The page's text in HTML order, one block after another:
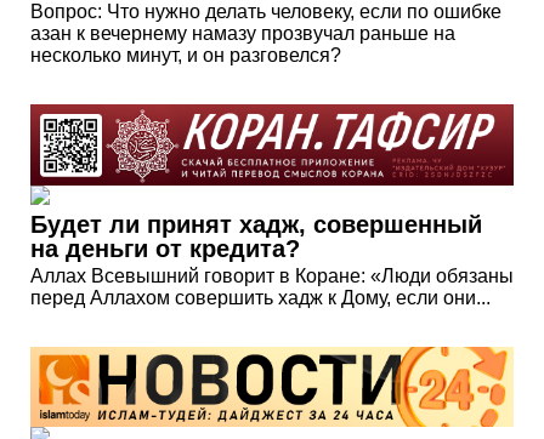
Вопрос: Что нужно делать человеку, если по ошибке
азан к вечернему намазу прозвучал раньше на
несколько минут, и он разговелся?
Будет ли принят хадж, совершенный
на деньги от кредита?
Аллах Всевышний говорит в Коране: «Люди обязаны
перед Аллахом совершить хадж к Дому, если они...